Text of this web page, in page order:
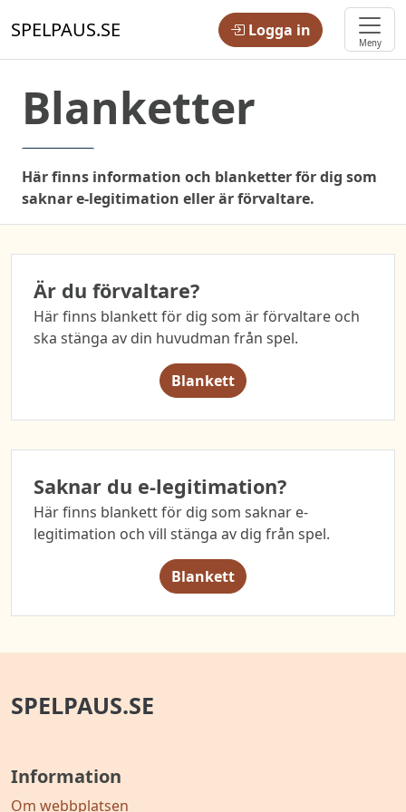
SPELPAUS.SE Logga in
Meny
Blanketter
Här finns information och blanketter för dig som
saknar e-legitimation eller är förvaltare.
Är du förvaltare?
Här finns blankett för dig som är förvaltare och
ska stänga av din huvudman från spel.
Blankett
Saknar du e-legitimation?
Här finns blankett för dig som saknar e-
legitimation och vill stänga av dig från spel.
Blankett
SPELPAUS.SE
Information
Om webbplatsen